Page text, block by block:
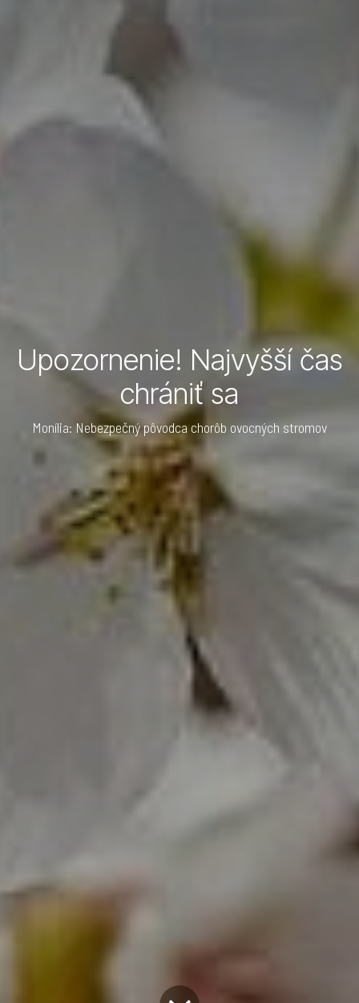
Upozornenie! Najvyšší čas
chrániť sa
Monília: Nebezpečný pôvodca chorôb ovocných stromov